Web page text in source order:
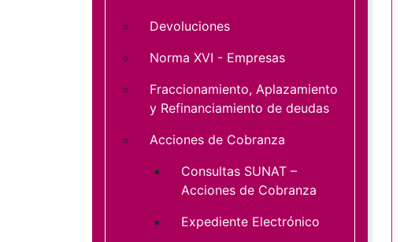
Devoluciones
Norma XVI - Empresas
Fraccionamiento, Aplazamiento
y Refinanciamiento de deudas
Acciones de Cobranza
Consultas SUNAT –
Acciones de Cobranza
Expediente Electrónico